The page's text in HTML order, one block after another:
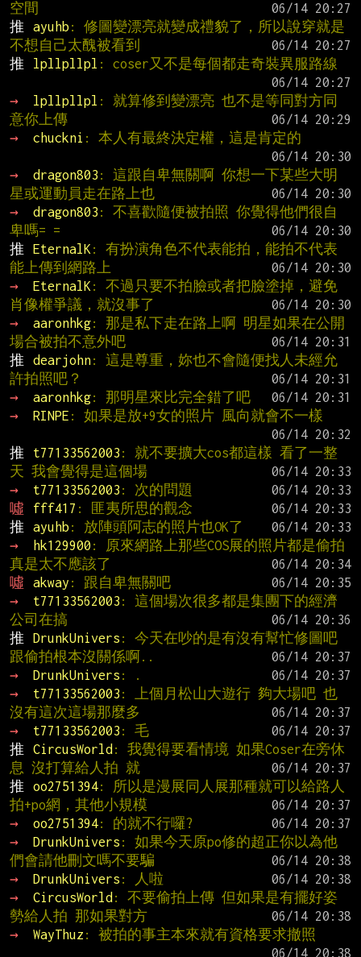
空間
推
ayuhb : 修圖變漂亮就變成禮貌了，所以說穿就是
不想自己太醜被看到
推
lpllpllpl : coser又不是每個都走奇裝異服路線
→
lpllpllpl : 就算修到變漂亮 也不是等同對方同
意你上傳
→
chuckni : 本人有最終決定權，這是肯定的
→
dragon803 : 這跟自卑無關啊 你想一下某些大明
星或運動員走在路上也
→
dragon803 : 不喜歡隨便被拍照 你覺得他們很自
卑嗎= =
推
EternalK : 有扮演角色不代表能拍，能拍不代表
能上傳到網路上
→
EternalK : 不過只要不拍臉或者把臉塗掉，避免
肖像權爭議，就沒事了
→
aaronhkg: 那是私下走在路上啊 明星如果在公開
場合被拍不意外吧
推
dearjohn: 這是尊重，妳也不會隨便找人未經允
許拍照吧？
→
aaronhkg: 那明星來比完全錯了吧
→
RINPE : 如果是放+9女的照片 風向就會不一樣
推
t77133562003 : 就不要擴大cos都這樣 看了一整
天 我會覺得是這個場
→
t77133562003 : 次的問題
噓
fff417 : 匪夷所思的觀念
推
ayuhb : 放陣頭阿志的照片也OK了
→
hk129900 : 原來網路上那些COS展的照片都是偷拍
真是太不應該了
噓
akway : 跟自卑無關吧
→
t77133562003 : 這個場次很多都是集團下的經濟
公司在搞
推
DrunkUnivers : 今天在吵的是有沒有幫忙修圖吧
跟偷拍根本沒關係啊..
→
DrunkUnivers : .
→
t77133562003 : 上個月松山大遊行 夠大場吧 也
沒有這次這場那麼多
→
t77133562003 : 毛
推
CircusWorld : 我覺得要看情境 如果Coser在旁休
息 沒打算給人拍 就
推
oo2751394: 所以是漫展同人展那種就可以給路人
拍+po網，其他小規模
→
oo2751394: 的就不行囉?
→
DrunkUnivers : 如果今天原po修的超正你以為他
們會請他刪文嗎不要騙
→
DrunkUnivers : 人啦
→
CircusWorld : 不要偷拍上傳 但如果是有擺好姿
勢給人拍 那如果對方
→
WayThuz : 被拍的事主本來就有資格要求撤照